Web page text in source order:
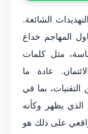
الشائعة.
المهاجم خداع
مثل كلمات
عادة ما
بما في
الذي يظهر وكأنه
على ذلك هو